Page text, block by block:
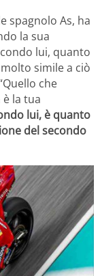
spagnolo As, ha
la sua
lui, quanto
simile a ciò
che
la tua
lui, è quanto
del secondo